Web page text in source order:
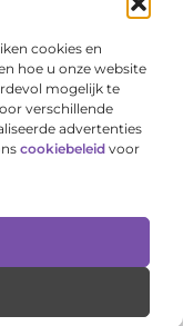
cookies en
hoe u onze website
mogelijk te
verschillende
advertenties
cookiebeleid voor
voor